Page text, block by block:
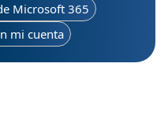
Microsoft 365
mi cuenta